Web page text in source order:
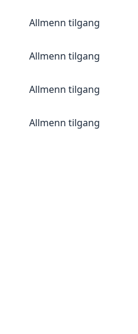
Allmenn tilgang
Allmenn tilgang
Allmenn tilgang
Allmenn tilgang